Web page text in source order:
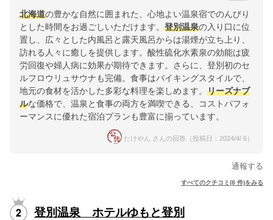
北海道の豊かな自然に囲まれた、心地よい温泉宿でのんびり
とした時間をお過ごしいただけます。 登別温泉の入り口に位
置し、広々とした内風呂と露天風呂からは湯煙が立ち上り、
訪れる人々に癒しを提供します。酸性硫化水素泉の効能は疲
労回復や婦人病に効果が期待できます。さらに、登別初のセ
ルフロウリュサウナも完備。食事はバイキングスタイルで、
地元の食材を活かした多彩な料理を楽しめます。 リーズナブ
ルな価格で、温泉と食事の両方を満喫できる、コストパフォ
ーマンスに優れた宿泊プランも豊富に揃っています。
たけやん さんの回答（投稿日：2024/4/ 6）
通報する
すべてのクチコミ(8 件)をみる
登別温泉 ホテルゆもと登別